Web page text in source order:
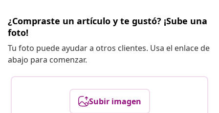
¿Compraste un artículo y te gustó? ¡Sube una
foto!
Tu foto puede ayudar a otros clientes. Usa el enlace de
abajo para comenzar.
Subir imagen